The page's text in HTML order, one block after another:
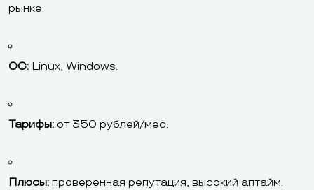
рынке.
ОС: Linux, Windows.
Тарифы: от 350 рублей/мес.
Плюсы: проверенная репутация, высокий аптайм.